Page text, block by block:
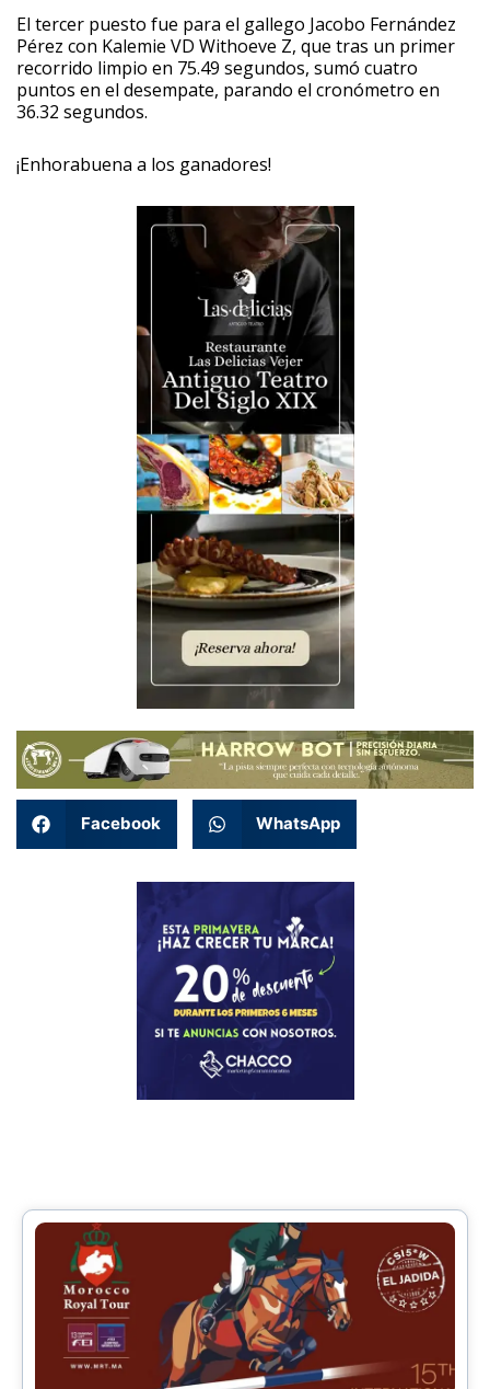
El tercer puesto fue para el gallego Jacobo Fernández
Pérez con Kalemie VD Withoeve Z, que tras un primer
recorrido limpio en 75.49 segundos, sumó cuatro
puntos en el desempate, parando el cronómetro en
36.32 segundos.
¡Enhorabuena a los ganadores!
Facebook WhatsApp